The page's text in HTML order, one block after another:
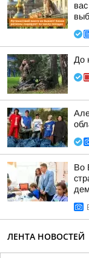
До
Во
ЛЕНТА НОВОСТЕЙ